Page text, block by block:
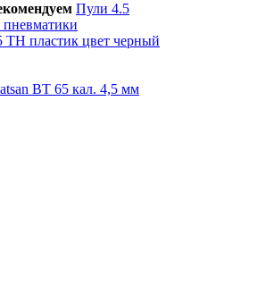
Пули 4.5
TH пластик цвет черный
BT 65 кал. 4,5 мм